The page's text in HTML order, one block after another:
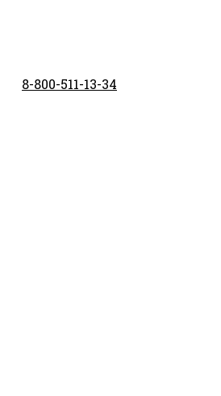
8-800-511-13-34